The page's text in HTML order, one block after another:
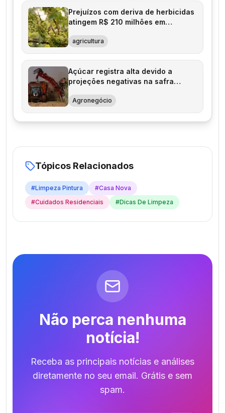
Prejuízos com deriva de herbicidas
atingem R$ 210 milhões em
agricultura
Açúcar registra alta devido a
projeções negativas na safra
Agronegócio
Tópicos Relacionados
#Limpeza Pintura #Casa Nova
#Cuidados Residenciais #Dicas De Limpeza
Não perca nenhuma
notícia!
Receba as principais notícias e análises
diretamente no seu email. Grátis e sem
spam.